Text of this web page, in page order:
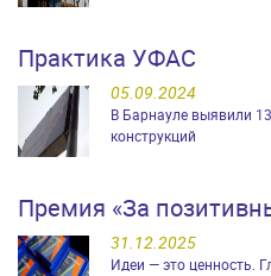
Практика УФАС
05.09.2024
В Барнауле выявили
конструкций
Премия «За
31.12.2025
Идеи — это ценность.